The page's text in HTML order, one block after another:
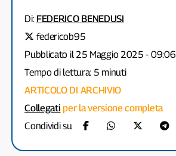
Di: FEDERICO BENEDUSI
federicob95
Pubblicato il 25 Maggio 2025 - 09:06
Tempo di lettura: 5 minuti
ARTICOLO DI ARCHIVIO
Collegati per la versione completa
Condividi su